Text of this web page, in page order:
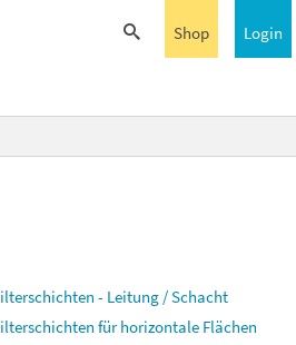
Login
Shop
- Leitung / Schacht
für horizontale Flächen